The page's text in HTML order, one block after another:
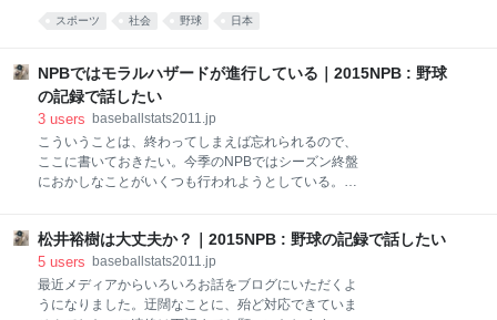
い。そんな代表チームなど常設する必要はありませ
は私もよく知っている人だ。お年寄りの本音を引き出
す名人だ。金田正一だけでなく、広岡達朗や野村克也
らも気持ちよく放言している
怒っているのか？ 一方で、ヤクルトの衣笠オーナー代
行はこんなことを言っている。 報知 ＦＡ権を宣言した
季が３年契約の最終年となる石川らを含め、ＦＡ権の
有資格者が６人いるが、「残る人は（宣言しないで）
残っていた。明確なルールはないけど、手を挙げてダ
この発言はルール違反だ。FA破りである。 FAとは、
一定年限をプロ野球で過ごし、試合に出てチームに貢
献することで得られる選手「どのチームとでも自由に
ば、選手が球団の囲いを離れて「FA市場」に出ること
を意味する。 各球団は選手を自由に値踏みできる。 選
手も、
スポーツ 社会 野球 日本
NPBではモラルハザードが進行している｜2015NPB : 野球
の記録で話したい
3 users baseballstats2011.jp
こういうことは、終わってしまえば忘れられるので、
ここに書いておきたい。今季のNPBではシーズン終盤
におかしなことがいくつも行われようとしている。
1試合は広島との直接対決。 阪神が日曜の直接対決に
勝てば、ポストシーズン進出が決まる。負けた場合
は、広島が他の2試合を連敗しない限り敗退が決ま
る。 ファンが気をもむようなこのきわどい接戦を、阪
松井裕樹は大丈夫か？｜2015NPB : 野球の記録で話したい
5 users baseballstats2011.jp
最近メディアからいろいろお話をブログにいただくよ
うになりました。迂闊なことに、殆ど対応できていま